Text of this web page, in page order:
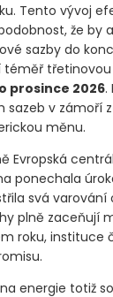
zjevně rozšiřují
Tento vývoj
že by
sazby do
téměř
prosince 2026
sazeb v zámoří
měnu.
Evropská
ponechala
svá
plně zaceňují
roku, instituce